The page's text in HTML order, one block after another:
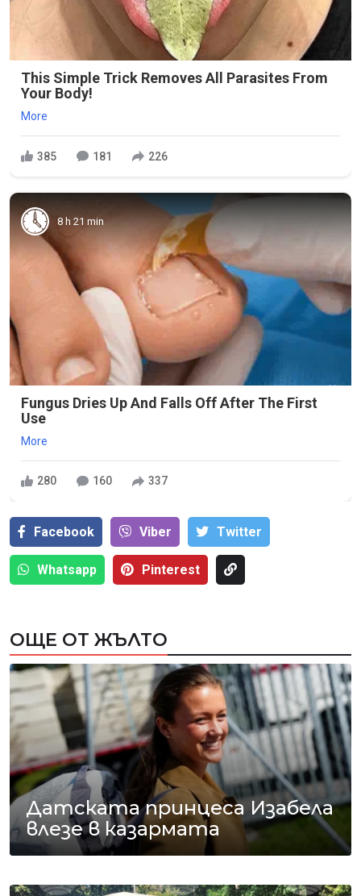
This Simple Trick Removes All Parasites From
Your Body!
More
385 181 226
8 h 21 min
Fungus Dries Up And Falls Off After The First
Use
More
280 160 337
Facebook Viber Тwitter
Whatsapp Pinterest
ОЩЕ ОТ ЖЪЛТО
Датската принцеса Изабела
влезе в казармата